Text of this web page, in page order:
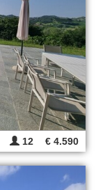
12 € 4.590